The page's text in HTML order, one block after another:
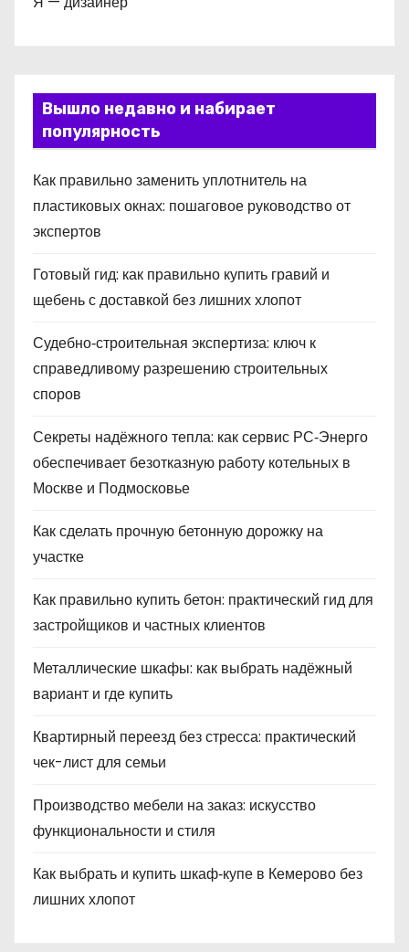
Вышло недавно и набирает
популярность
Как правильно заменить уплотнитель на
пластиковых окнах: пошаговое руководство от
экспертов
Готовый гид: как правильно купить гравий и
щебень с доставкой без лишних хлопот
Судебно‑строительная экспертиза: ключ к
справедливому разрешению строительных
споров
Секреты надёжного тепла: как сервис РС‑Энерго
обеспечивает безотказную работу котельных в
Москве и Подмосковье
Как сделать прочную бетонную дорожку на
участке
Как правильно купить бетон: практический гид для
застройщиков и частных клиентов
Металлические шкафы: как выбрать надёжный
вариант и где купить
Квартирный переезд без стресса: практический
чек-лист для семьи
Производство мебели на заказ: искусство
функциональности и стиля
Как выбрать и купить шкаф‑купе в Кемерово без
лишних хлопот